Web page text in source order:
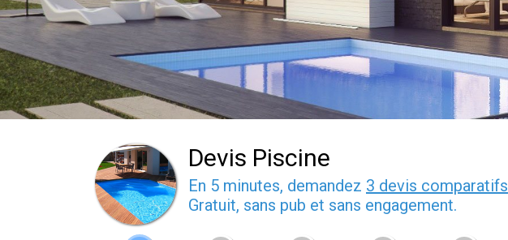
Devis Piscine
En 5 minutes, demandez 3 devis comparatifs
Gratuit, sans pub et sans engagement.